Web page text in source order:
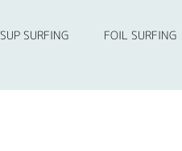
SUP SURFING FOIL SURFING